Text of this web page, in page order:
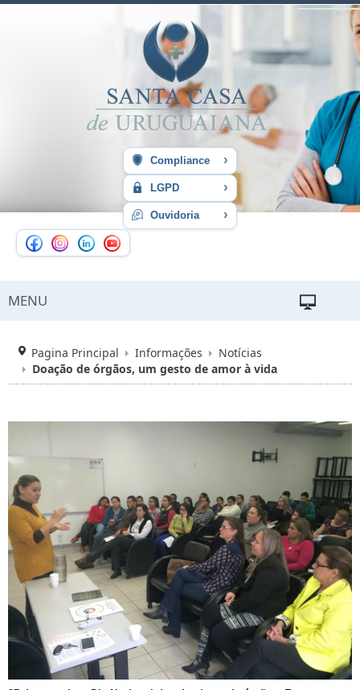
Compliance ›
LGPD ›
Ouvidoria ›
MENU
Pagina Principal Informações
Notícias
Doação de órgãos, um gesto de amor à vida